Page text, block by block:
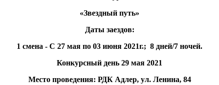
«Звездный путь»
Даты заездов:
1 смена - С 27 мая по 03 июня 2021г.; 8 дней/7 ночей.
Конкурсный день 29 мая 2021
Место проведения: РДК Адлер, ул. Ленина, 84